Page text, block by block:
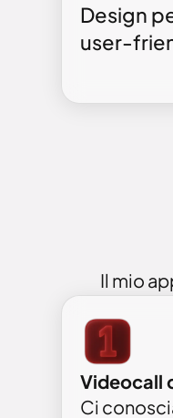
Design
user-
Il mio
Videocall
Ci